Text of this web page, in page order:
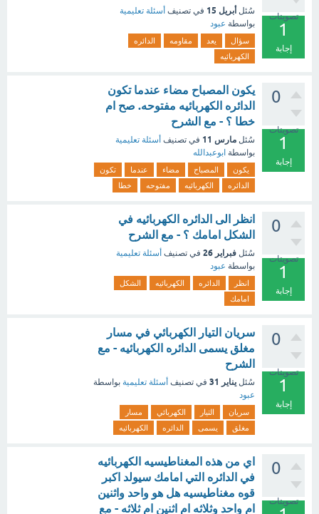
تصويتات
1
إجابة
سُئل أبريل 15 في تصنيف أسئلة تعليمية
بواسطة عبود
سؤال يعد مقاومه
الدائره
الكهربائيه
0
تصويتات
1
إجابة
يكون المصباح مضاء عندما تكون
الدائره الكهربائيه مفتوحه. صح ام
خطا ؟ - مع الشرح
سُئل مارس 11 في تصنيف أسئلة تعليمية
بواسطة ابوعبدالله
يكون المصباح مضاء عندما
تكون
الدائره
الكهربائيه مفتوحه خطا
0
تصويتات
1
إجابة
انظر الى الدائره الكهربائيه في
الشكل امامك ؟ - مع الشرح
سُئل فبراير 26 في تصنيف أسئلة تعليمية
بواسطة عبود
انظر الدائره الكهربائيه
الشكل
امامك
0
تصويتات
1
إجابة
سريان التيار الكهربائي في مسار
مغلق يسمى الدائره الكهربائيه - مع
الشرح
سُئل يناير 31 في تصنيف أسئلة تعليمية بواسطة
عبود
سريان التيار الكهربائي
مسار
مغلق
يسمى الدائره الكهربائيه
0
تصويتات
اي من هذه المغناطيسيه الكهربائيه
في الدائره التي امامك سيولد اكبر
قوه مغناطيسيه هل هو واحد واثنين
ام واحد وثلاثه ام اثنين ام ثلاثه - مع